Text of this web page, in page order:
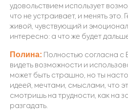
удовольствием использует
что не устраивает, и менять это.
живой, чувствующий и
интересно: а что же будет
Полина: Полностью согласна с
видеть возможности и
может быть страшно, но ты
идеей, мечтами, смыслами, что
смотришь на трудности, как на
разгадать.